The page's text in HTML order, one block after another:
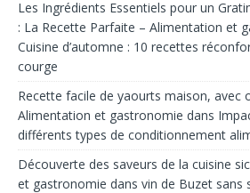
Les Ingrédients Essentiels pour un
: La Recette Parfaite – Alimentation et
Cuisine d’automne : 10 recettes
courge
Recette facile de yaourts maison, avec
Alimentation et gastronomie dans
différents types de conditionnement
Découverte des saveurs de la cuisine
et gastronomie dans vin de Buzet sans